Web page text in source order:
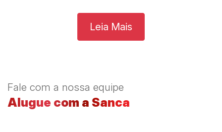
Leia Mais
Situado na Avenida das Nações Unidas, 4.700 – Bairro
Bonfim, o empreendimento oferece galpões logísticos
modulados e prontos para locação, com infraestrutura
Com acesso facilitado às principais rodovias, o CL
Osasco 3 permite distribuição rápida e otimização de
custos operacionais, atendendo tanto a capital quanto o
Fale com a nossa equipe
Alugue com a Sanca